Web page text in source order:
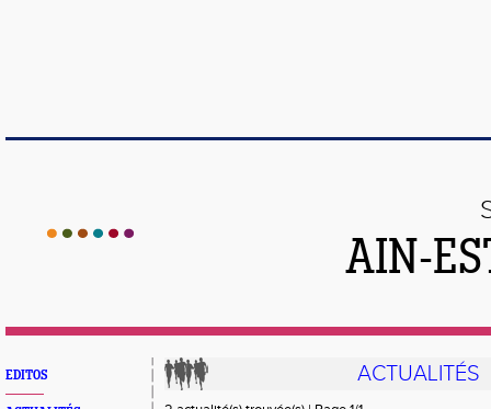
AIN-
EDITOS ACTUALITÉS